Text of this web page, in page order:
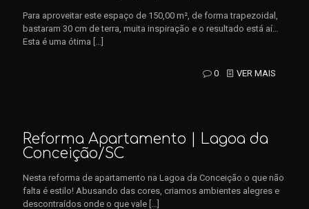
Para aproveitar este espaço de 150,00 m², de forma trapezoidal,
bastaram 30 cm de terra, muita inspiração e o resultado está aí…
Esta é uma ótima […]
0 VER MAIS
Reforma Apartamento | Lagoa da
Conceição/SC
Nesta reforma de apartamento na Lagoa da Conceição o que não
falta é estilo! Abusando das cores, criamos ambientes alegres e
descontraídos onde o que vale […]